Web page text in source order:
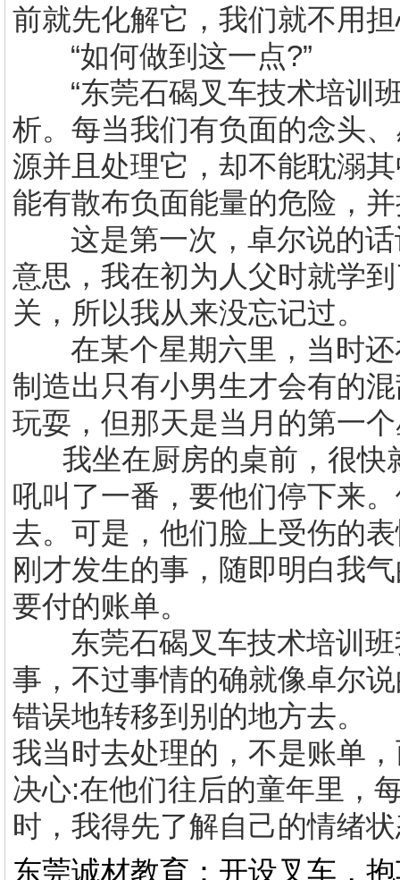
前就先化解它，我们就不用
“如何做到这一点?”
“东莞石碣叉车技术培训
析。每当我们有负面的念头
源并且处理它，却不能耽溺
能有散布负面能量的危险，并
这是第一次，卓尔说的
意思，我在初为人父时就学
关，所以我从来没忘记过。
在某个星期六里，当时
制造出只有小男生才会有的
玩耍，但那天是当月的第一
我坐在厨房的桌前，很
吼叫了一番，要他们停下来
去。可是，他们脸上受伤的
刚才发生的事，随即明白我
要付的账单。
东莞石碣叉车技术培训班
事，不过事情的确就像卓尔
错误地转移到别的地方去。
我当时去处理的，不是账单
决心:在他们往后的童年里，
时，我得先了解自己的情绪
东莞诚材教育：开设叉车，